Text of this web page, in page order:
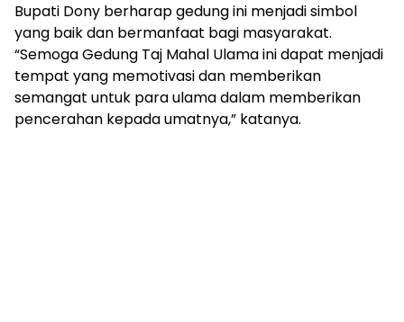
Bupati Dony berharap gedung ini menjadi simbol
yang baik dan bermanfaat bagi masyarakat.
“Semoga Gedung Taj Mahal Ulama ini dapat menjadi
tempat yang memotivasi dan memberikan
semangat untuk para ulama dalam memberikan
pencerahan kepada umatnya,” katanya.